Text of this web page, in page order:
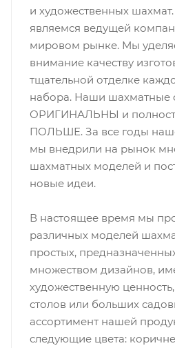
и художественных
являемся ведущей
мировом рынке. Мы
внимание качеству
тщательной отделке
набора. Наши шахматные
ОРИГИНАЛЬНЫ и
ПОЛЬШЕ. За все годы
мы внедрили на рынок
шахматных моделей и
новые идеи.
В настоящее время мы
различных моделей
простых,
множеством дизайнов,
художественную
столов или больших
ассортимент нашей
следующие цвета: